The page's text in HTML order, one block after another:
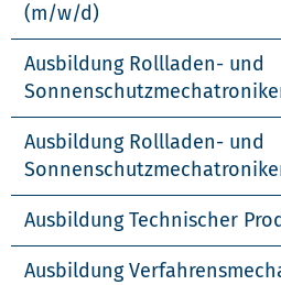
(m/w/d)
Ausbildung Rollladen- und
Ausbildung Rollladen- und
Ausbildung Technischer
Ausbildung